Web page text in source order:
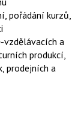
pořádání kurzů,
a
produkcí,
prodejních a